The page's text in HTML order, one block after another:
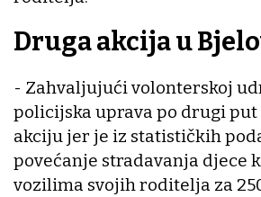
Druga akcija u
- Zahvaljujući volonterskoj
policijska uprava po drugi
akciju jer je iz statističkih
povećanje stradavanja djece
vozilima svojih roditelja za